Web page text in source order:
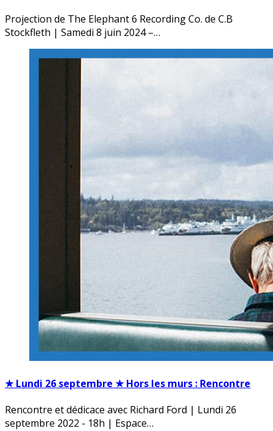
Projection de The Elephant 6 Recording Co. de C.B
Stockfleth | Samedi 8 juin 2024 –…
★ Lundi 26 septembre ★ Hors les murs : Rencontre
Rencontre et dédicace avec Richard Ford | Lundi 26
septembre 2022 - 18h | Espace…